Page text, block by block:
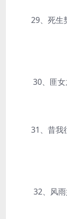
29、死生契
30、匪女之
31、昔我往
32、风雨